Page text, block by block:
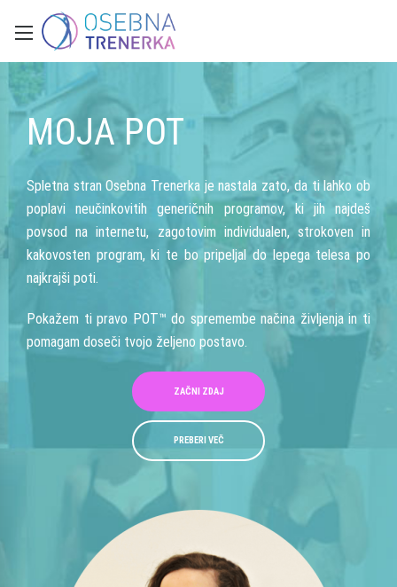
MOJA POT
Spletna stran Osebna Trenerka je nastala zato, da ti lahko ob
poplavi neučinkovitih generičnih programov, ki jih najdeš
povsod na internetu, zagotovim individualen, strokoven in
kakovosten program, ki te bo pripeljal do lepega telesa po
najkrajši poti.
Pokažem ti pravo POT™ do spremembe načina življenja in ti
pomagam doseči tvojo željeno postavo.
ZAČNI ZDAJ
PREBERI VEČ